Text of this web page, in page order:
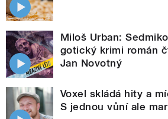
Miloš Urban:
gotický krimi román
Jan Novotný
Voxel skládá hity a
S jednou vůní ale